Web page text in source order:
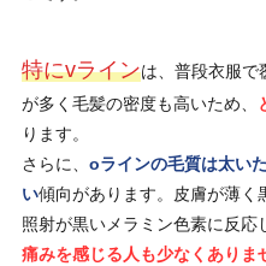
特にvラインは、普段衣服で
が多く毛髪の密度も高いため、
ります。
さらに、 oラインの毛質は太い
い傾向があります。皮膚が薄く
照射が黒いメラミン色素に反応
痛みを感じる人も少なくありま